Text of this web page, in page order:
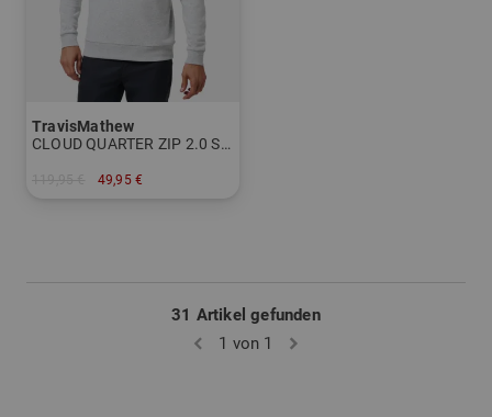
TravisMathew
CLOUD QUARTER ZIP 2.0 Shirt Sweatshirt
49,95 €
31 Artikel gefunden
1 von 1